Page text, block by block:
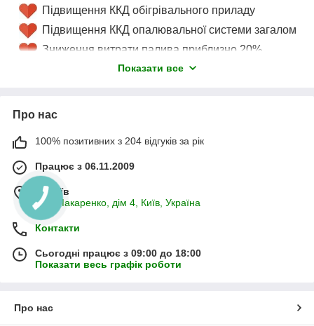
Підвищення ККД обігрівального приладу
Підвищення ККД опалювальної системи загалом
Зниження витрати палива приблизно 20%
Створення температурного комфорту в
котла/сонячного колектора/теплового насоса
Накопичувальні баки (теплоакумулятори)
розрізняються
вертикальне
Показати все
Про нас
100% позитивних з 204 відгуків за рік
Працює з 06.11.2009
м. Київ
вул. Макаренко, дім 4, Київ, Україна
Контакти
Сьогодні працює з 09:00 до 18:00
Показати весь графік роботи
Про нас